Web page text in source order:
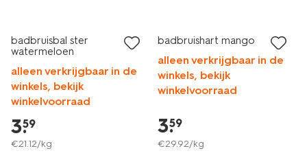
badbruisbal ster
watermeloen
alleen verkrijgbaar in de
winkels, bekijk
winkelvoorraad
3.
59
€21.12/kg
badbruishart mango
alleen verkrijgbaar in de
winkels, bekijk
winkelvoorraad
3.
59
€29.92/kg